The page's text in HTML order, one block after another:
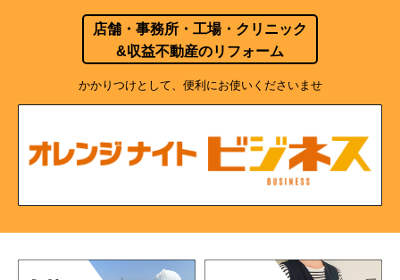
店舗・事務所・工場・クリニック
&収益不動産のリフォーム
かかりつけとして、便利にお使いくださいませ